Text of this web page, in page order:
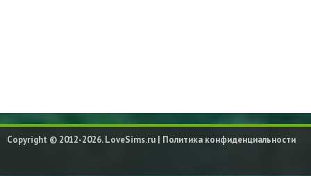
Copyright © 2012-2026. LoveSims.ru | Политика конфиденциальности